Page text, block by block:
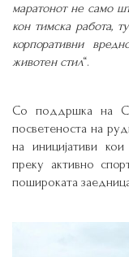
маратонот не само
кон тимска работа,
корпоративни
животен стил“.
Со поддршка на
посветеноста на
на иницијативи
преку активно
пошироката